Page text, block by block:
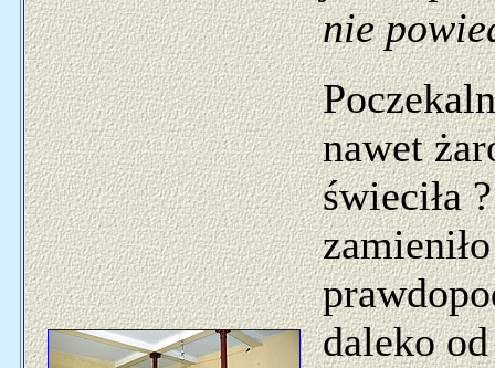
nie
nawet
świeciła
daleko